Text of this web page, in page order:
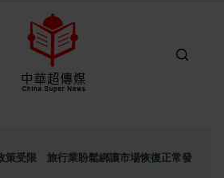
策受限 旅行業盼鬆綁讓市場恢復正常發